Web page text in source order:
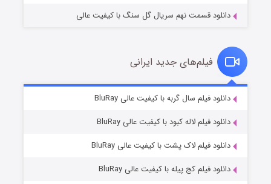
قسمت۲ (زیرنویس) منتشر شد
دانلود قسمت نهم سریال گل سنگ با کیفیت عالی
فیلم‌های جدید ایرانی
دانلود فیلم سال گربه با کیفیت عالی BluRay
دانلود فیلم لاله کبود با کیفیت عالی BluRay
دانلود فیلم لاک پشت با کیفیت عالی BluRay
دانلود فیلم کج‌ پیله با کیفیت عالی BluRay